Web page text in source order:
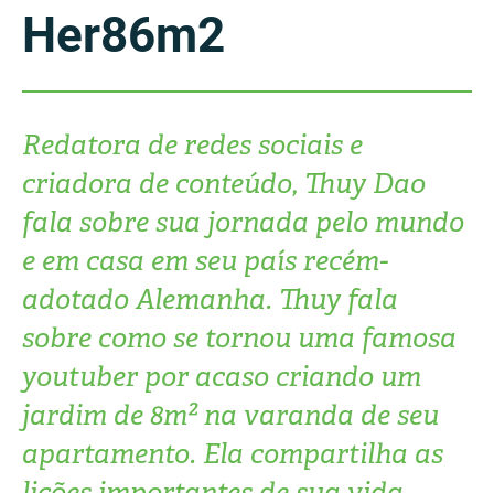
Russia Singapore
Sweden Chinese Taipei
Turkey UAE
Ukraine United Kingdom
United States
Her86m2
Redatora de redes sociais e
criadora de conteúdo, Thuy Dao
fala sobre sua jornada pelo mundo
e em casa em seu país recém-
adotado Alemanha. Thuy fala
sobre como se tornou uma famosa
youtuber por acaso criando um
jardim de 8m² na varanda de seu
apartamento. Ela compartilha as